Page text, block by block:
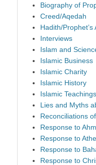
Biography of
Creed/Aqedah
Hadith/
Interviews
Islam and
Islamic Business
Islamic Charity
Islamic History
Islamic Teachings
Lies and Myths
Reconciliations
Response to
Response to
Response to
Response to